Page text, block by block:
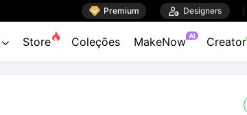
 Premium  Designers
 Store Coleções MakeNow AI Creator